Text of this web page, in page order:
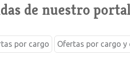
de nuestro
por cargo Ofertas por cargo y